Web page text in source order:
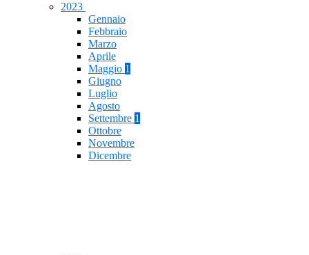
2023
Gennaio
Febbraio
Marzo
Aprile
Maggio 1
Giugno
Luglio
Agosto
Settembre 1
Ottobre
Novembre
Dicembre